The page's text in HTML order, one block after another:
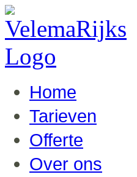
Home
Tarieven
Offerte
Over ons